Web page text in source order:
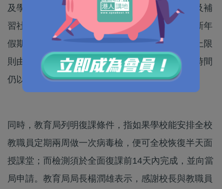
及學校準備情況，決定全港中小學、幼稚園，以及補
習社等提供非正規課程的私立學校，在學校農曆新年
假期後，按校本需要，安排更多學生回校；人數上限
則由現時全校人數六分一，放寬至三分一，上課時間
仍以半天為限。
同時，教育局列明復課條件，指如果學校能安排全校
教職員定期兩周做一次病毒檢，便可全校恢復半天面
授課堂；而檢測須於全面復課前14天內完成，並向當
局申請。教育局局長楊潤雄表示，感謝校長與教職員